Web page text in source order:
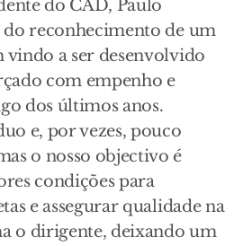
do CAD, Paulo
do reconhecimento de um
vindo a ser desenvolvido
com empenho e
dos últimos anos.
e, por vezes, pouco
o nosso objectivo é
condições para
e assegurar qualidade na
o dirigente, deixando um